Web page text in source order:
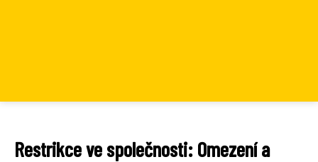
Restrikce ve společnosti: Omezení a